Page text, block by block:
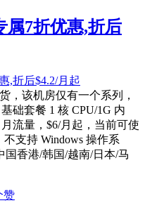
属7折优惠,折后
，该机房仅有一个系列，
础套餐 1 核 CPU/1G 内
流量，$6/月起，当前可使
支持 Windows 操作系
国香港/韩国/越南/日本/马
赞